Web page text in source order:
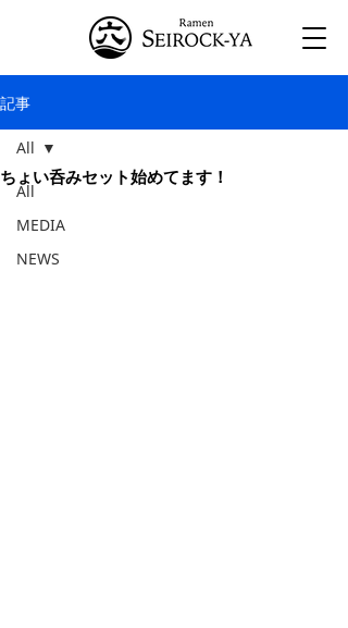
記事
All
MEDIA
NEWS
All
ちょい呑みセット始めてます！